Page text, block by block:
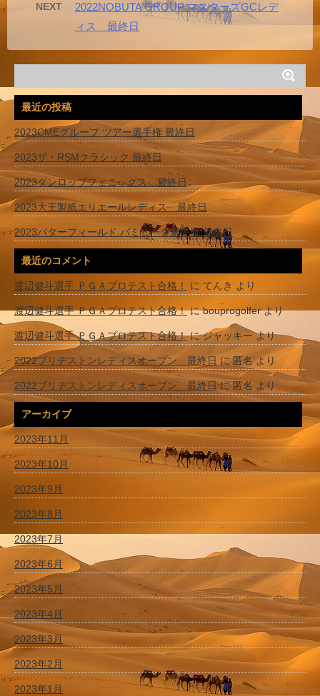
NEXT
2022NOBUTA GROUP マスターズGCレデ
ィス 最終日
最近の投稿
2023CMEグループ ツアー選手権 最終日
2023ザ・RSMクラシック 最終日
2023ダンロップフェニックス 最終日
2023大王製紙エリエールレディス 最終日
2023バターフィールド バミューダ選手権 最終日
最近のコメント
渡辺健斗選手 ＰＧＡプロテスト合格！ に てんき より
渡辺健斗選手 ＰＧＡプロテスト合格！にbouprogolferより
渡辺健斗選手 ＰＧＡプロテスト合格！にジャッキーより
2022ブリヂストンレディスオープン 最終日 に匿名より
2022ブリヂストンレディスオープン 最終日に匿名 より
アーカイブ
2023年11月
2023年10月
2023年9月
2023年8月
2023年7月
2023年6月
2023年5月
2023年4月
2023年3月
2023年2月
2023年1月